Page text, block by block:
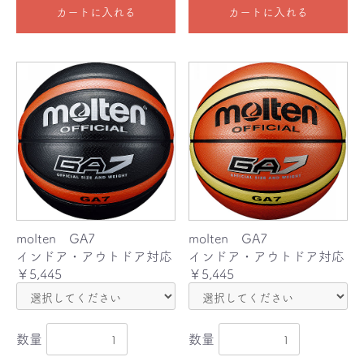
カートに入れる カートに入れる
molten GA7
インドア・アウトドア対応
￥5,445
数量
molten GA7
インドア・アウトドア対応
￥5,445
数量